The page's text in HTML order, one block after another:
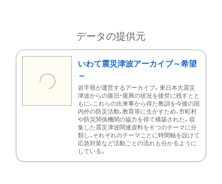
データの提供元
いわて震災津波アーカイブ～希望
～
岩手県が運営するアーカイブ。東日本大震災
津波からの復旧・復興の状況を後世に残すとと
もに、これらの出来事から得た教訓を今後の国
内外の防災活動、教育等に生かすため、市町村
や防災関係機関の協力を得て構築された。収
集した震災津波関連資料を６つのテーマに分
類し、それぞれのテーマごとに時間軸を設けて
応急対策など活動ごとの流れも分かるように
している。